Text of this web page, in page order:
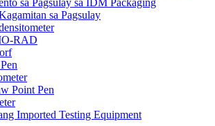
sa Pagsulay
RAD
Point Pen
Imported Testing Equipment